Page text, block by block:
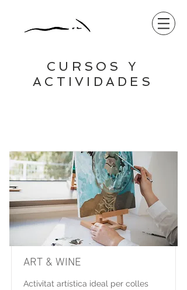
CURSOS Y
ACTIVIDADES
ART & WINE
Activitat artística ideal per colles